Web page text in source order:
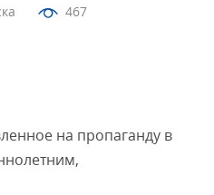
467
на пропаганду в